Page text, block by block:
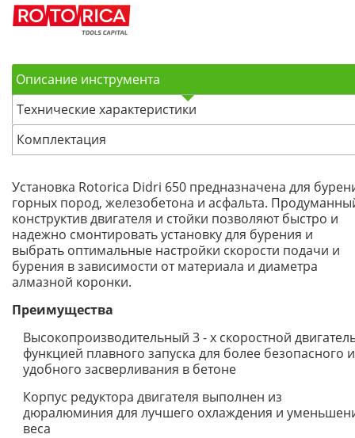
Описание инструмента
Технические характеристики
Комплектация
Установка Rotorica Didri 650 предназначена для
горных пород, железобетона и асфальта.
конструктив двигателя и стойки позволяют быстро и
надежно смонтировать установку для бурения и
выбрать оптимальные настройки скорости подачи и
бурения в зависимости от материала и диаметра
алмазной коронки.
Преимущества
Высокопроизводительный 3 - х скоростной
функцией плавного запуска для более безопасного и
удобного засверливания в бетоне
Корпус редуктора двигателя выполнен из
дюралюминия для лучшего охлаждения и
веса